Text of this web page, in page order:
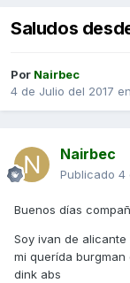
Saludos
Por Nairbec
4 de Julio del 2017 en
Nairbec
Publicado 4
Buenos días
Soy ivan de
mi querída
dink abs